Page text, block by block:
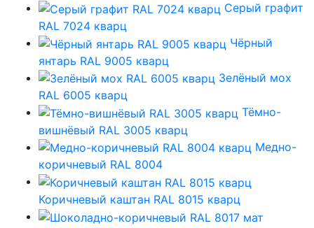
Серый графит
RAL 7024 кварц
Чёрный
янтарь RAL 9005 кварц
Зелёный мох
RAL 6005 кварц
Тёмно-
вишнёвый RAL 3005 кварц
Медно-
коричневый RAL 8004
Коричневый каштан RAL 8015 кварц